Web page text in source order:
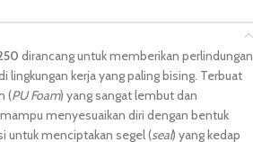
dirancang untuk memberikan perlindungan
lingkungan kerja yang paling bising. Terbuat
(PU Foam) yang sangat lembut dan
menyesuaikan diri dengan bentuk
untuk menciptakan segel (seal) yang kedap